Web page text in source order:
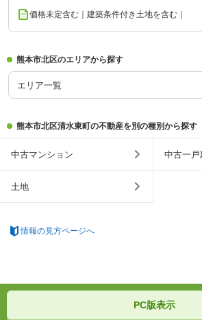
価格未定含む｜建築条件付き土地を含む｜
熊本市北区のエリアから探す
エリア一覧
熊本市北区清水東町の不動産を別の種別から探す
中古マンション 中古一戸
土地
情報の見方ページへ
PC版表示